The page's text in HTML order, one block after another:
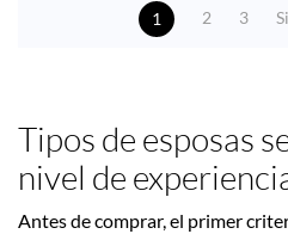
1 2 3
Tipos de esposas
nivel de
Antes de comprar, el primer